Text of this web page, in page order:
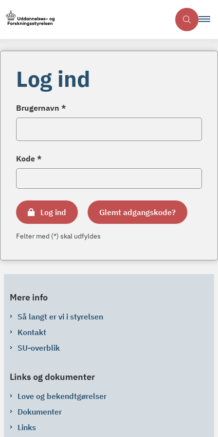
Log ind
Brugernavn *
Kode *
Log ind Glemt adgangskode?
Felter med (*) skal udfyldes
Mere info
Så langt er vi i styrelsen
Kontakt
SU-overblik
Links og dokumenter
Love og bekendtgørelser
Dokumenter
Links